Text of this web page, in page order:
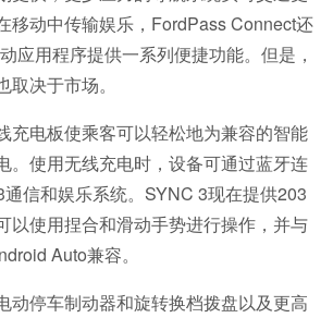
移动中传输娱乐，FordPass Connect还
应用程序提供一系列便捷功能。但是，
决于市场。
充电板使乘客可以轻松地为兼容的智能
。使用无线充电时，设备可通过蓝牙连
信和娱乐系统。SYNC 3现在提供203
以使用捏合和滑动手势进行操作，并与
Auto兼容。
动停车制动器和旋转换档拨盘以及更高